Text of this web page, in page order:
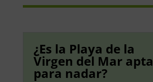
¿Es la Playa de la
Virgen del Mar apta
para nadar?